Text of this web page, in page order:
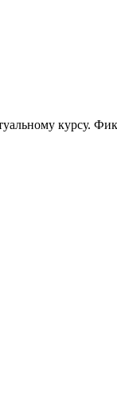
курсу.